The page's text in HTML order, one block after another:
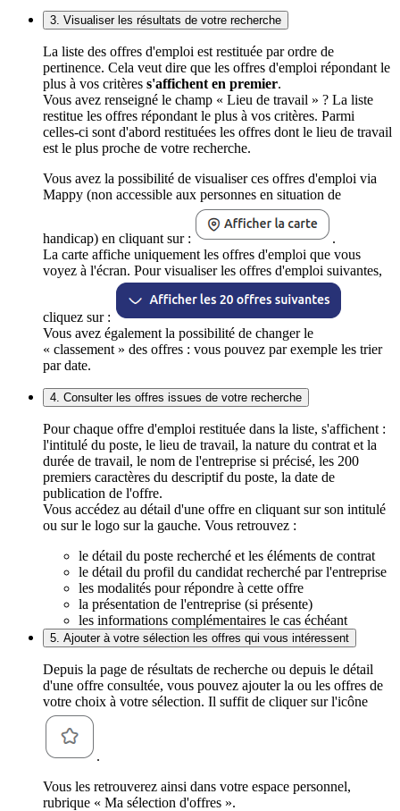
3. Visualiser les résultats de votre recherche
La liste des offres d'emploi est restituée par ordre de
pertinence. Cela veut dire que les offres d'emploi répondant le
plus à vos critères s'affichent en premier.
Vous avez renseigné le champ « Lieu de travail » ? La liste
restitue les offres répondant le plus à vos critères. Parmi
celles-ci sont d'abord restituées les offres dont le lieu de travail
est le plus proche de votre recherche.
Vous avez la possibilité de visualiser ces offres d'emploi via
Mappy (non accessible aux personnes en situation de
handicap) en cliquant sur :
.
La carte affiche uniquement les offres d'emploi que vous
voyez à l'écran. Pour visualiser les offres d'emploi suivantes,
cliquez sur :
Vous avez également la possibilité de changer le
« classement » des offres : vous pouvez par exemple les trier
par date.
4. Consulter les offres issues de votre recherche
Pour chaque offre d'emploi restituée dans la liste, s'affichent :
l'intitulé du poste, le lieu de travail, la nature du contrat et la
durée de travail, le nom de l'entreprise si précisé, les 200
premiers caractères du descriptif du poste, la date de
publication de l'offre.
Vous accédez au détail d'une offre en cliquant sur son intitulé
ou sur le logo sur la gauche. Vous retrouvez :
le détail du poste recherché et les éléments de contrat
le détail du profil du candidat recherché par l'entreprise
les modalités pour répondre à cette offre
la présentation de l'entreprise (si présente)
les informations complémentaires le cas échéant
5. Ajouter à votre sélection les offres qui vous intéressent
Depuis la page de résultats de recherche ou depuis le détail
d'une offre consultée, vous pouvez ajouter la ou les offres de
votre choix à votre sélection. Il suffit de cliquer sur l'icône
.
Vous les retrouverez ainsi dans votre espace personnel,
rubrique « Ma sélection d'offres ».